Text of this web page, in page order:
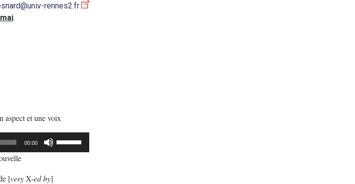
rennes2.fr
.
aspect et une voix
00:00
[veryX-ed by]